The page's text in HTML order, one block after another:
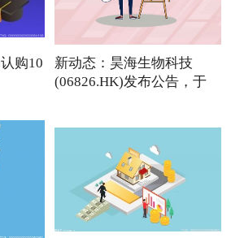
购10
新动态：昊海生物科技
(06826.HK)发布公告，于